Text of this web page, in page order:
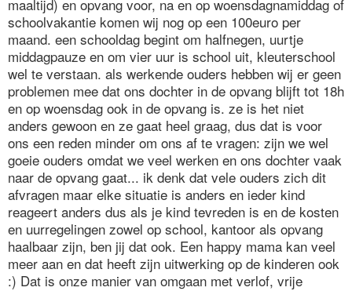
maaltijd) en opvang voor, na en op woensdagnamiddag of
schoolvakantie komen wij nog op een 100euro per
maand. een schooldag begint om halfnegen, uurtje
middagpauze en om vier uur is school uit, kleuterschool
wel te verstaan. als werkende ouders hebben wij er geen
problemen mee dat ons dochter in de opvang blijft tot 18h
en op woensdag ook in de opvang is. ze is het niet
anders gewoon en ze gaat heel graag, dus dat is voor
ons een reden minder om ons af te vragen: zijn we wel
goeie ouders omdat we veel werken en ons dochter vaak
naar de opvang gaat... ik denk dat vele ouders zich dit
afvragen maar elke situatie is anders en ieder kind
reageert anders dus als je kind tevreden is en de kosten
en uurregelingen zowel op school, kantoor als opvang
haalbaar zijn, ben jij dat ook. Een happy mama kan veel
meer aan en dat heeft zijn uitwerking op de kinderen ook
:) Dat is onze manier van omgaan met verlof, vrije